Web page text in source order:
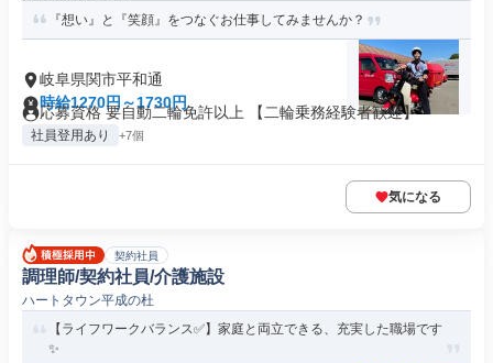
『想い』と『笑顔』をつなぐお仕事してみませんか？
岐阜県関市平和通
時給1270円～1730円
応募資格 要自動二輪免許以上 【二輪乗務経験者歓迎】
社員登用あり +7個
気になる
契約社員
調理師/契約社員/介護施設
ハートタウン平成の杜
【ライフワークバランス✅️】家庭と両立できる、充実した職場です
✨